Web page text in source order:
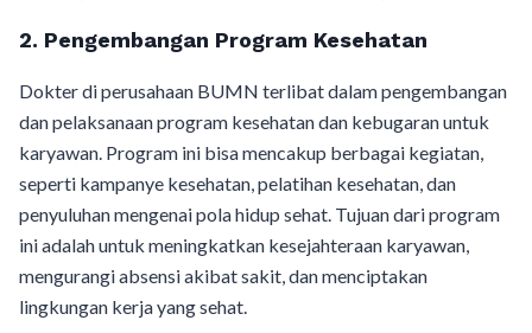
2. Pengembangan Program Kesehatan
Dokter di perusahaan BUMN terlibat dalam pengembangan
dan pelaksanaan program kesehatan dan kebugaran untuk
karyawan. Program ini bisa mencakup berbagai kegiatan,
seperti kampanye kesehatan, pelatihan kesehatan, dan
penyuluhan mengenai pola hidup sehat. Tujuan dari program
ini adalah untuk meningkatkan kesejahteraan karyawan,
mengurangi absensi akibat sakit, dan menciptakan
lingkungan kerja yang sehat.